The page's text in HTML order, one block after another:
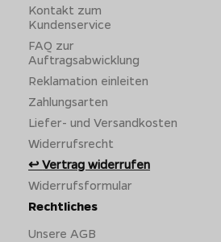
- Mit der besten Ausstattung zu
im Unterschrank ausgestattet.
Kontakt zum
Kundenservice
FAQ zur
Auftragsabwicklung
Reklamation einleiten
Zahlungsarten
Liefer- und Versandkosten
Widerrufsrecht
Vertrag widerrufen
Widerrufsformular
Rechtliches
Unsere AGB